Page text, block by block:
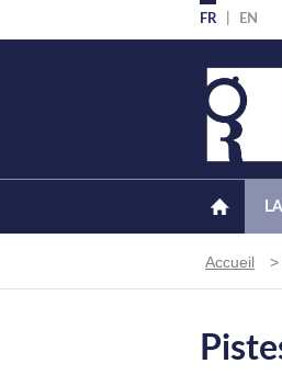
au
FR EN
Fil
d'Ariane
Accueil